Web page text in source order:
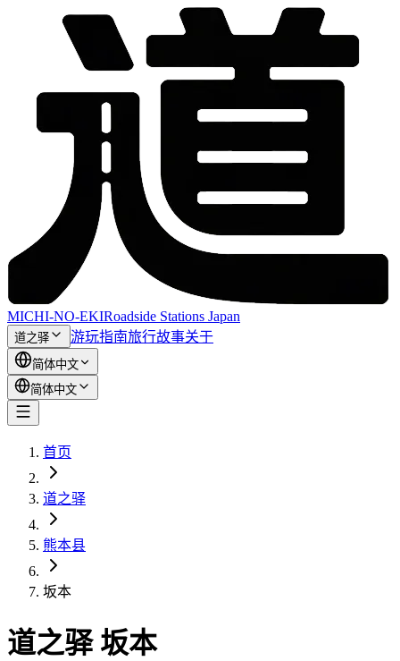
MICHI-NO-EKIRoadside Stations Japan
道之驿 游玩指南旅行故事关于
简体中文
简体中文
首页
道之驿
熊本县
坂本
道之驿 坂本